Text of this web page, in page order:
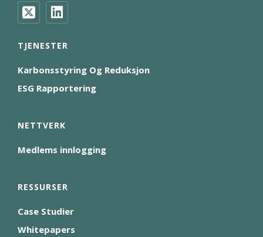
TJENESTER
Karbonsstyring Og Reduksjon
ESG Rapportering
NETTVERK
Medlems innlogging
RESSURSER
Case Studier
Whitepapers